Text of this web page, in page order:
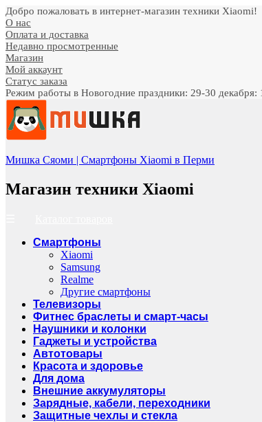
Добро пожаловать в интернет-магазин техники Xiaomi!
О нас
Оплата и доставка
Недавно просмотренные
Магазин
Мой аккаунт
Статус заказа
Режим работы в Новогодние праздники: 29-30
Мишка Сяоми | Смартфоны Xiaomi в Перми
Магазин техники Xiaomi
Смартфоны
Xiaomi
Samsung
Realme
Другие смартфоны
Телевизоры
Фитнес браслеты и смарт-часы
Наушники и колонки
Гаджеты и устройства
Автотовары
Красота и здоровье
Для дома
Внешние аккумуляторы
Зарядные, кабели, переходники
Защитные чехлы и стекла